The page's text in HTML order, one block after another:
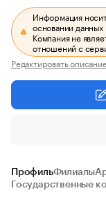
Информация
основании данных
Компания не
отношений с
Редактировать
ПрофильФилиалы
Государственные